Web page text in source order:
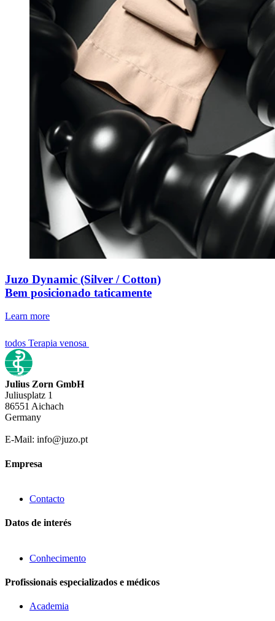
Juzo Dynamic (Silver / Cotton)
Bem posicionado taticamente
Learn more
todos Terapia venosa
Julius Zorn GmbH
Juliusplatz 1
86551 Aichach
Germany
E-Mail: info@juzo.pt
Empresa
Contacto
Datos de interés
Conhecimento
Profissionais especializados e médicos
Academia